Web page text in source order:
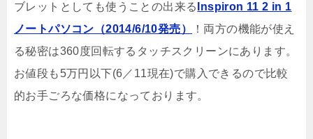
ブレットとしても使うことの出来る Inspiron 11 2 in 1
ノートパソコン（2014/6/10発売）
！両方の機能が使え
る秘密は360度回転するタッチスクリーンにあります。
お値段も5万円以下(6／11現在)で購入できるので比較
的お手ごろな価格になっております。